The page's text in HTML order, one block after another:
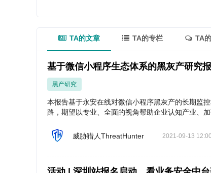
TA的文章 TA的专栏 TA
基于微信小程序生态体系的黑灰产研究
黑产研究
本报告基于永安在线对微信小程序黑灰产的长期监
路，期望以专业、全面的视角帮助企业认知产业、加
威胁猎人ThreatHunter 2021-09-13